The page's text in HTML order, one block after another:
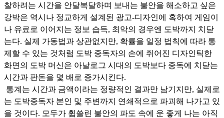
찰하려는 시간을 안달복달하며 보내는 불안을 해소하고 싶은
강박은 역시나 정교하게 설계된 광고-디자인에 혹하여 게임이
나 유료로 이어지는 정보 습득, 최악의 경우엔 도박까지 치닫
는다. 실제 가동법과 상관없지만, 확률을 일정 법칙에 따라 통
제할 수 있는 것처럼 도박 중독자의 손에 쥐어진 디자인틱한
화면의 도박 머신은 아날로그 시대의 도박보다 중독에 치닫는
시간과 판돈을 몇 배로 증가시킨다.
통계는 시간과 금액이라는 정량적인 결과만 남기지만, 실제로
는 도박중독자 본인 및 주변까지 연쇄적으로 파괴해 나가고 있
을 것이다. 모두가 휩쓸린 불안의 파도 속에 운 좋게 나는 아직